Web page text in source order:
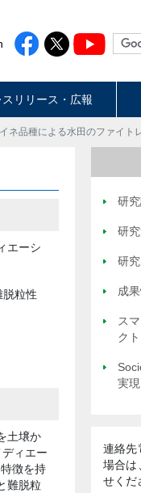
スリリース・広報
ネ品種による水田のファイト
エーシ
粒性
土壌か
ィエー
徴を持
難脱粒
研
研
研
成
ス
クト
実
連絡先
場合は
せくだ